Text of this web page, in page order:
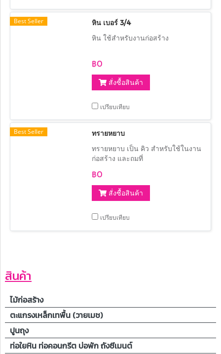
Best Seller
หิน เบอร์ 3/4
หิน ใช้สำหรับงานก่อสร้าง
฿0
สั่งซื้อสินค้า
เปรียบเทียบ
Best Seller
ทรายหยาบ
ทรายหยาบ เป็น คิว สำหรับใช้ในงาน
ก่อสร้าง และถมที่
฿0
สั่งซื้อสินค้า
เปรียบเทียบ
สินค้า
ไม้ก่อสร้าง
ตะแกรงเหล็กเทพื้น (วายเมช)
ปูนถุง
ท่อใยหิน ท่อคอนกรีต บ่อพัก ถังซีเมนต์